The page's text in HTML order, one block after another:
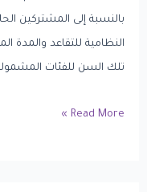
بالنسبة إلى المشتركين
النظامية للتقاعد والمدة
تلك السن للفئات
Read More »